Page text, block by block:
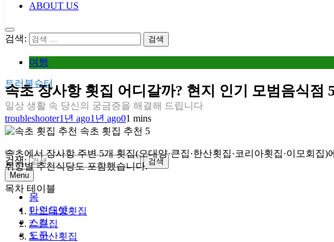
ABOUT US
검색:
트러블슈터
일상 생활 속 당신의 궁금증을 해결해 드립니다
검색:
Menu
몸
마인드셋
스킬
도구
여행
속초 장사항 횟집 어디갈까? 현지 인기 모범음식점
troubleshooter1년 ago1년 ago01 mins
속초 횟집 추천 5
속초에서 장사항 주변 5개 횟집(오대양·큰집·한산횟집·코리아횟집·이모회
취향별 추천식당도 포함했습니다.
목차 테이블
1. 오대양횟집
2. 큰집
3. 한산횟집